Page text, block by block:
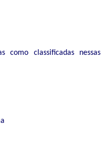
como classificadas nessas